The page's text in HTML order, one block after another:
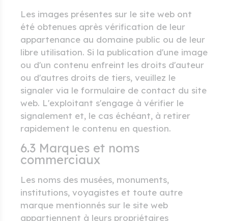
Les images présentes sur le site web ont
été obtenues après vérification de leur
appartenance au domaine public ou de leur
libre utilisation. Si la publication d'une image
ou d'un contenu enfreint les droits d'auteur
ou d'autres droits de tiers, veuillez le
signaler via le formulaire de contact du site
web. L'exploitant s'engage à vérifier le
signalement et, le cas échéant, à retirer
rapidement le contenu en question.
6.3 Marques et noms
commerciaux
Les noms des musées, monuments,
institutions, voyagistes et toute autre
marque mentionnés sur le site web
appartiennent à leurs propriétaires